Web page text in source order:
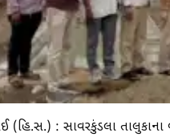
: સાવરકુંડલા તાલુકાના